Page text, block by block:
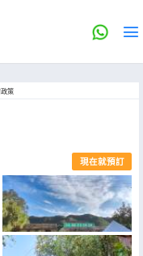
策
現在就預訂